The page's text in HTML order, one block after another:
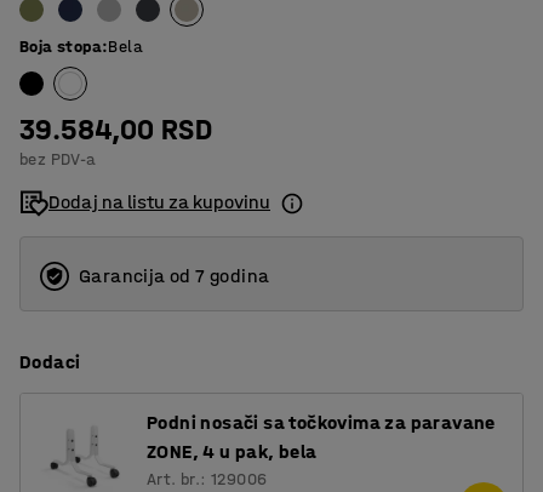
1000
Boja stopa:Bela
39.584,00 RSD
bez PDV-a
Dodaj na listu za kupovinu
Garancija od 7 godina
Dodaci
Podni nosači sa točkovima za paravane
ZONE, 4 u pak, bela
Art. br.: 129006